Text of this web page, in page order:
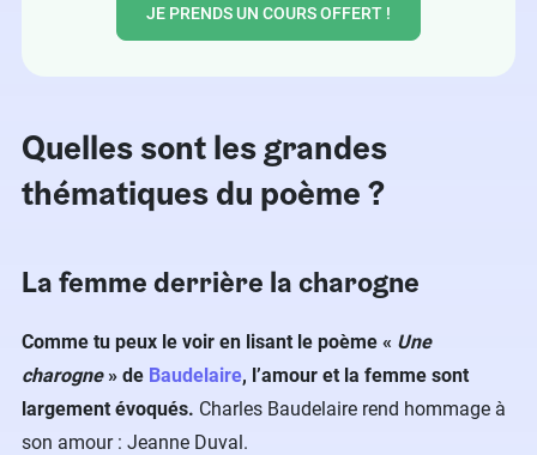
JE PRENDS UN COURS OFFERT !
Quelles sont les grandes
thématiques du poème ?
La femme derrière la charogne
Comme tu peux le voir en lisant le poème « Une
charogne » de Baudelaire, l’amour et la femme sont
largement évoqués. Charles Baudelaire rend hommage à
son amour : Jeanne Duval.